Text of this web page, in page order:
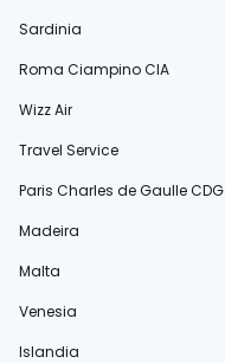
Sardinia
Roma Ciampino CIA
Wizz Air
Travel Service
Paris Charles de Gaulle CDG
Madeira
Malta
Venesia
Islandia